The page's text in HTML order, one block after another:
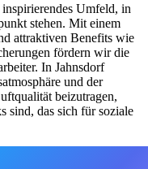
Umfeld, in
stehen. Mit einem
attraktiven Benefits wie
fördern wir die
In Jahnsdorf
und der
beizutragen,
sind, das sich für soziale